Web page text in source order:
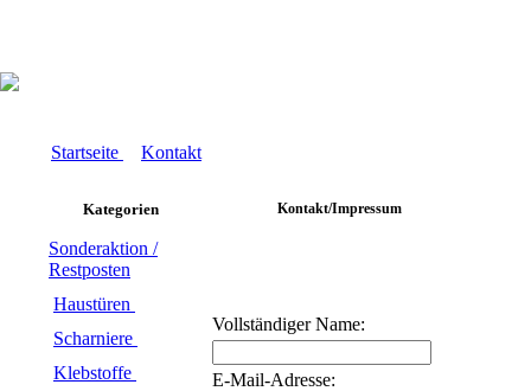
Startseite Kontakt
Kategorien
Sonderaktion /
Restposten
Haustüren
Scharniere
Klebstoffe
Kontakt/Impressum
Vollständiger Name:
E-Mail-Adresse: